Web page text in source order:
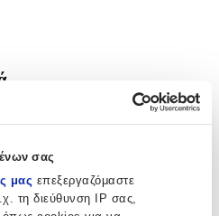
σας
μας επεξεργαζόμαστε
τη διεύθυνση IP σας,